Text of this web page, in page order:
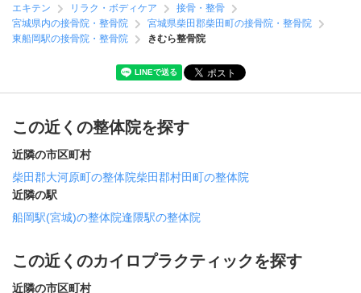
エキテン
リラク・ボディケア
接骨・整骨
宮城県内の接骨院・整骨院
宮城県柴田郡柴田町の接骨院・整骨院
東船岡駅の接骨院・整骨院
きむら整骨院
この近くの整体院を探す
近隣の市区町村
柴田郡大河原町の整体院柴田郡村田町の整体院
近隣の駅
船岡駅(宮城)の整体院逢隈駅の整体院
この近くのカイロプラクティックを探す
近隣の市区町村